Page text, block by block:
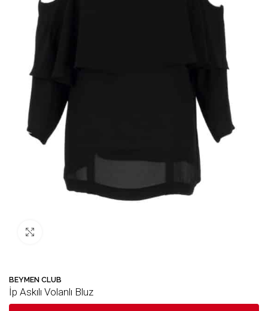
BEYMEN CLUB
İp Askılı Volanlı Bluz